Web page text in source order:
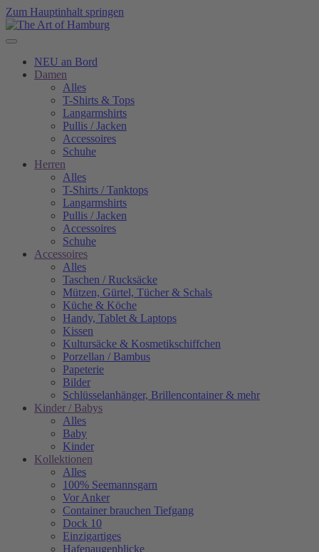
Zum Hauptinhalt springen
NEU an Bord
Damen
Alles
T-Shirts & Tops
Langarmshirts
Pullis / Jacken
Accessoires
Schuhe
Herren
Alles
T-Shirts / Tanktops
Langarmshirts
Pullis / Jacken
Accessoires
Schuhe
Accessoires
Alles
Taschen / Rucksäcke
Mützen, Gürtel, Tücher & Schals
Küche & Köche
Handy, Tablet & Laptops
Kissen
Kultursäcke & Kosmetikschiffchen
Porzellan / Bambus
Papeterie
Bilder
Schlüsselanhänger, Brillencontainer & mehr
Kinder / Babys
Alles
Baby
Kinder
Kollektionen
Alles
100% Seemannsgarn
Vor Anker
Container brauchen Tiefgang
Dock 10
Einzigartiges
Hafenaugen­blicke